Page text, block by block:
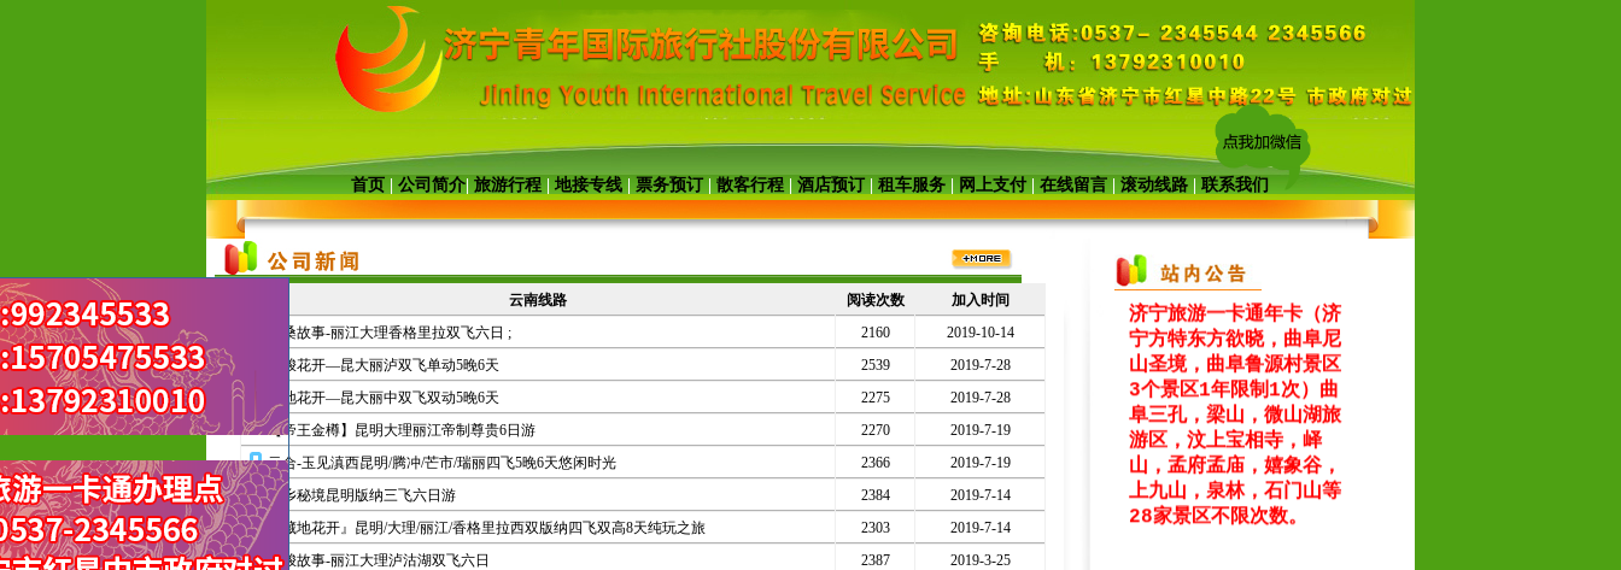
首页| 公司简介| 旅游行程 地接专线| 票务预订| 散客行程 酒店预订| 租车服务| 网上支付| 在线留言| 滚动线路| 联系我们
云南线路 阅读次数
加入时间
格桑故事-丽江大理香格里拉双飞六日 ;
2160
2019-10-14
摩梭花开—昆大丽泸双飞单动5晚6天
2539
2019-7-28
藏地花开—昆大丽中双飞双动5晚6天
2275
2019-7-28
【帝王金樽】昆明大理丽江帝制尊贵6日游
2270
2019-7-19
云合-玉见滇西昆明/腾冲/芒市/瑞丽四飞5晚6天悠闲时光
2366
2019-7-19
傣乡秘境昆明版纳三飞六日游
2384
2019-7-14
『藏地花开』昆明/大理/丽江/香格里拉西双版纳四飞双高8天纯玩之旅
2303
2019-7-14
摩梭故事-丽江大理泸沽湖双飞六日
2387
2019-3-25
2026年8月暑期旅游报
价表（点击文字查看）
济宁旅游一卡通年卡（济
宁方特东方欲晓，曲阜尼
山圣境，曲阜鲁源村景区
3个景区1年限制1次）曲
阜三孔，梁山，微山湖旅
游区，汶上宝相寺，峄
山，孟府孟庙，嬉象谷，
上九山，泉林，石门山等
28家景区不限次数。